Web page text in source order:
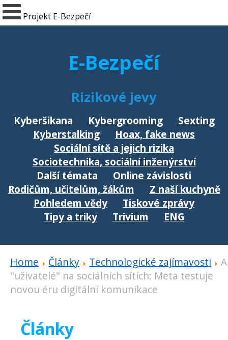
Projekt E-Bezpečí
E-Bezpečí
Rizikové jevy
Kyberšikana Kybergrooming
Sexting
Kyberstalking
Hoax, fake news
Sociální sítě a jejich rizika
Sociotechnika, sociální inženýrství
Další témata
Online závislosti
Rodičům, učitelům, žákům
Z naší kuchyně
Pohledem vědy
Tiskové zprávy
Tipy a triky
Trivium ENG
Home Články Technologické zajímavosti
"uživatelé" na sociálních sítích: Meta testuje
novou éru digitální komunikace
Články